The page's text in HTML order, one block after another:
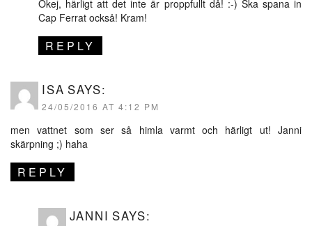
Okej, härligt att det inte är proppfullt då! :-) Ska spana in
Cap Ferrat också! Kram!
REPLY
ISA SAYS:
24/05/2016 AT 4:12 PM
men vattnet som ser så himla varmt och härligt ut! Janni
skärpning ;) haha
REPLY
JANNI SAYS: